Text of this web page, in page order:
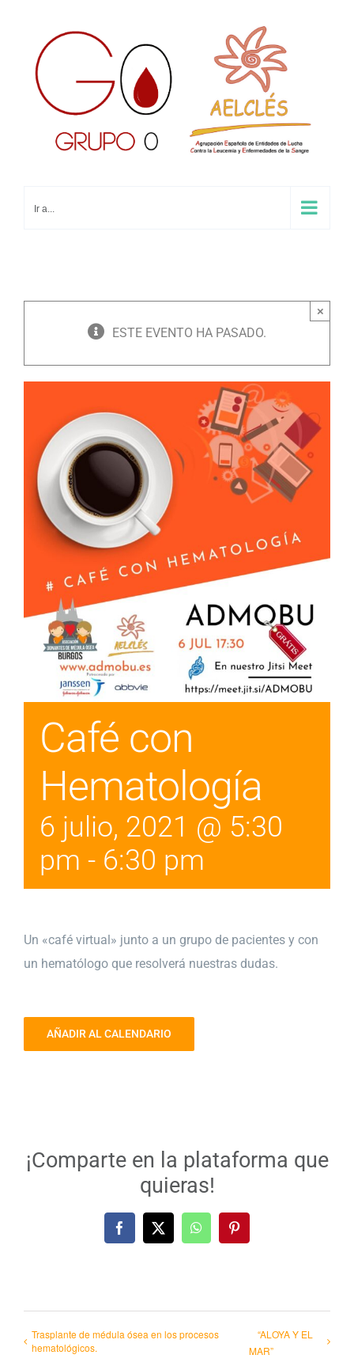
contenido
Ir a...
ESTE EVENTO HA PASADO.
×
Café con
Hematología
6 julio, 2021 @ 5:30
pm - 6:30 pm
Un «café virtual» junto a un grupo de pacientes y con
un hematólogo que resolverá nuestras dudas.
AÑADIR AL CALENDARIO
¡Comparte en la plataforma que
quieras!
Facebook
X WhatsAppPinterest
Trasplante de médula ósea en los procesos
hematológicos.
“ALOYA Y EL
MAR”